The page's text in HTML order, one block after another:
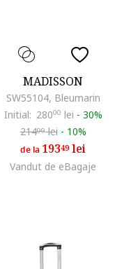
MADISSON
SW55104, Bleumarin
Initial: 28000 lei - 30%
21499lei - 10%
de la 19349lei
Vandut de eBagaje